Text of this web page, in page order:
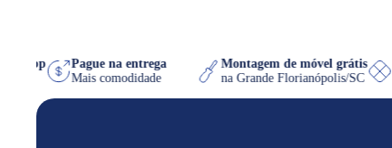
WhatsApp
Pague na entrega
Mais comodidade
Montagem de móvel grátis
na Grande Florianópolis/SC